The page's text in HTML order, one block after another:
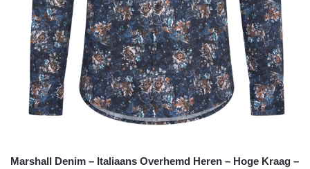
Marshall Denim – Italiaans Overhemd Heren – Hoge Kraag –